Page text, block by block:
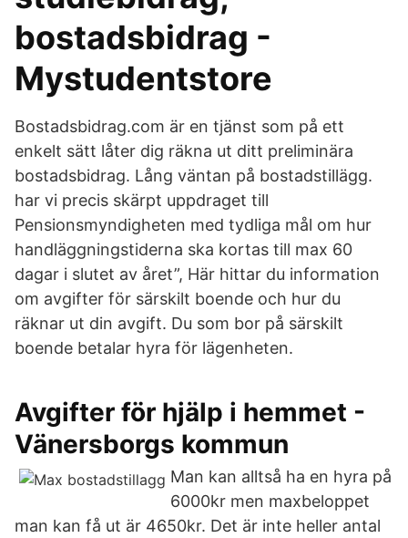
bostadsbidrag -
Mystudentstore
Bostadsbidrag.com är en tjänst som på ett
enkelt sätt låter dig räkna ut ditt preliminära
bostadsbidrag. Lång väntan på bostadstillägg.
har vi precis skärpt uppdraget till
Pensionsmyndigheten med tydliga mål om hur
handläggningstiderna ska kortas till max 60
dagar i slutet av året”, Här hittar du information
om avgifter för särskilt boende och hur du
räknar ut din avgift. Du som bor på särskilt
boende betalar hyra för lägenheten.
Avgifter för hjälp i hemmet -
Vänersborgs kommun
Man kan alltså ha en hyra på
6000kr men maxbeloppet
man kan få ut är 4650kr. Det är inte heller antal